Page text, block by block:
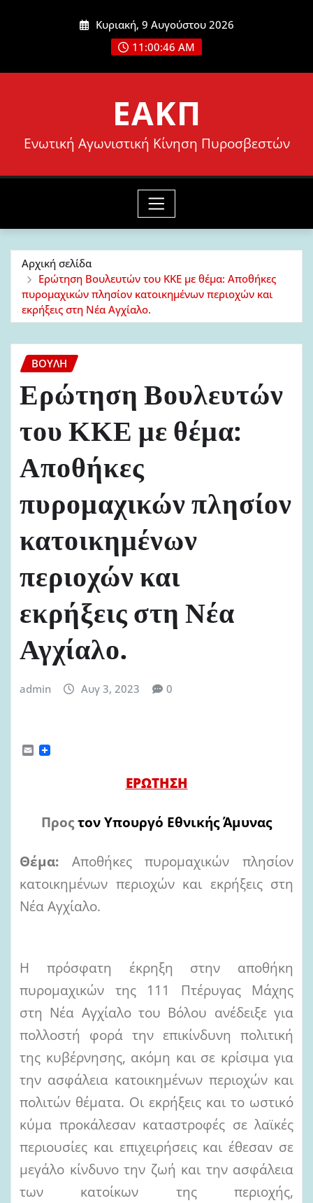
Κυριακή, 9 Αυγούστου 2026
11:00:48 AM
ΕΑΚΠ
Ενωτική Αγωνιστική Κίνηση Πυροσβεστών
Αρχική σελίδα
Ερώτηση Βουλευτών του ΚΚΕ με θέμα: Αποθήκες
πυρομαχικών πλησίον κατοικημένων περιοχών και
εκρήξεις στη Νέα Αγχίαλο.
ΒΟΥΛΉ
Ερώτηση Βουλευτών
του ΚΚΕ με θέμα:
Αποθήκες
πυρομαχικών πλησίον
κατοικημένων
περιοχών και
εκρήξεις στη Νέα
Αγχίαλο.
admin Αυγ 3, 2023 0
E
m
ΕΡΩΤΗΣΗ
Προςτον Υπουργό Εθνικής Άμυνας
Θέμα: Αποθήκες πυρομαχικών πλησίον
κατοικημένων περιοχών και εκρήξεις στη
Νέα Αγχίαλο.
Η πρόσφατη έκρηξη στην αποθήκη
πυρομαχικών της 111 Πτέρυγας Μάχης
στη Νέα Αγχίαλο του Βόλου ανέδειξε για
πολλοστή φορά την επικίνδυνη πολιτική
της κυβέρνησης, ακόμη και σε κρίσιμα για
την ασφάλεια κατοικημένων περιοχών και
πολιτών θέματα. Οι εκρήξεις και το ωστικό
κύμα προκάλεσαν καταστροφές σε λαϊκές
περιουσίες και επιχειρήσεις και έθεσαν σε
μεγάλο κίνδυνο την ζωή και την ασφάλεια
των κατοίκων της περιοχής,